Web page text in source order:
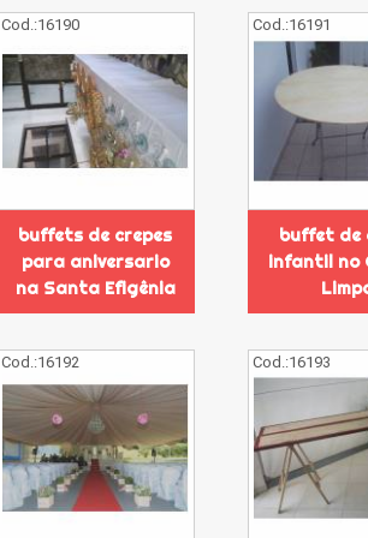
Cod.:16190
buffets de crepes
para aniversario
na Santa Efigênia
Cod.:16191
buffet de
infantil no
Cod.:16192 Cod.:16193